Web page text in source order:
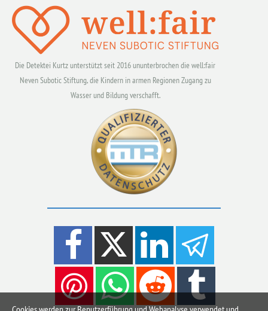
Die Detektei Kurtz unterstützt seit 2016 ununterbrochen die well:fair
Neven Subotic Stiftung, die Kindern in armen Regionen Zugang zu
Wasser und Bildung verschafft.